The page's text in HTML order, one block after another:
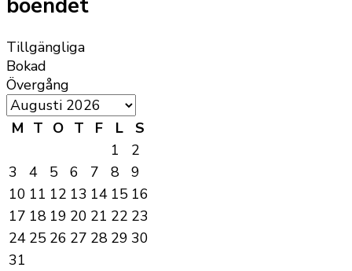
Tillgängliga
Bokad
Övergång
M T O T F L
S
1
2
3
4 5 6 7 8
9
10 11 12 13 14 15 16
17 18 19 20 21 22 23
24 25 26 27 28 29 30
31